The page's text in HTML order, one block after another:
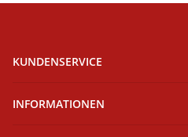
KUNDENSERVICE
INFORMATIONEN